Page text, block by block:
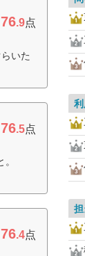
76.9点
いた
76.5点
76.4点